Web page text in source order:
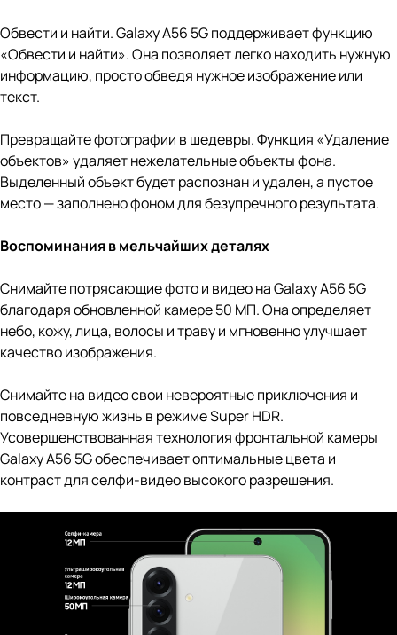
Обвести и найти. Galaxy A56 5G поддерживает функцию
«Обвести и найти». Она позволяет легко находить нужную
информацию, просто обведя нужное изображение или
текст.
Превращайте фотографии в шедевры. Функция «Удаление
объектов» удаляет нежелательные объекты фона.
Выделенный объект будет распознан и удален, а пустое
место — заполнено фоном для безупречного результата.
Воспоминания в мельчайших деталях
Снимайте потрясающие фото и видео на Galaxy A56 5G
благодаря обновленной камере 50 МП. Она определяет
небо, кожу, лица, волосы и траву и мгновенно улучшает
качество изображения.
Снимайте на видео свои невероятные приключения и
повседневную жизнь в режиме Super HDR.
Усовершенствованная технология фронтальной камеры
Galaxy A56 5G обеспечивает оптимальные цвета и
контраст для селфи-видео высокого разрешения.